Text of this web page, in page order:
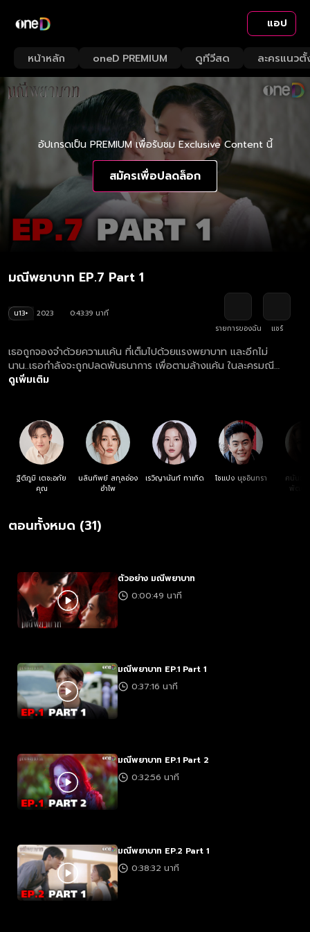
แอป
หน้าหลัก oneD PREMIUM ดูทีวีสด ละครแนวตั้
อัปเกรดเป็น PREMIUM เพื่อรับชม Exclusive Content นี้
สมัครเพื่อปลดล็อก
มณีพยาบาท EP.7 Part 1
น13+ 2023
0:43:39 นาที
รายการของฉัน
แชร์
เธอถูกจองจำด้วยความแค้น ที่เต็มไปด้วยแรงพยาบาท และอีกไม่
นาน..เธอกำลังจะถูกปลดพันธนาการ เพื่อตามล้างแค้น ในละครมณี
พยาบาท
ดูเพิ่มเติม
ฐิติภูมิ เตชะอภัย
คุณ
นลินทิพย์ สกุลอ่อง
อำไพ
เรวิญานันท์ ทาเกิด โชแปง นุชอินทรา
ศนันธ
พัฒน์
ตอนทั้งหมด (31)
ตัวอย่าง มณีพยาบาท
0:00:49 นาที
มณีพยาบาท EP.1 Part 1
0:37:16 นาที
มณีพยาบาท EP.1 Part 2
0:32:56 นาที
มณีพยาบาท EP.2 Part 1
0:38:32 นาที